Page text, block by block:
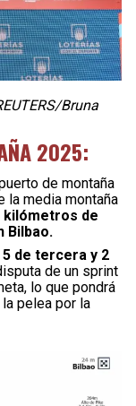
Bruna
2025:
de montaña
la media montaña
kilómetros de
Bilbao.
de tercera y 2
de un sprint
lo que pondrá
pelea por la